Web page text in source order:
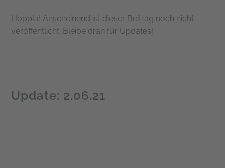
Hoppla! Anscheinend ist dieser Beitrag noch nicht
veröffentlicht. Bleibe dran für Updates!
Update: 2.06.21